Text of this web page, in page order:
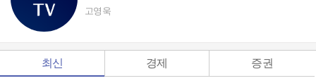
고영욱
최신 경제 증권